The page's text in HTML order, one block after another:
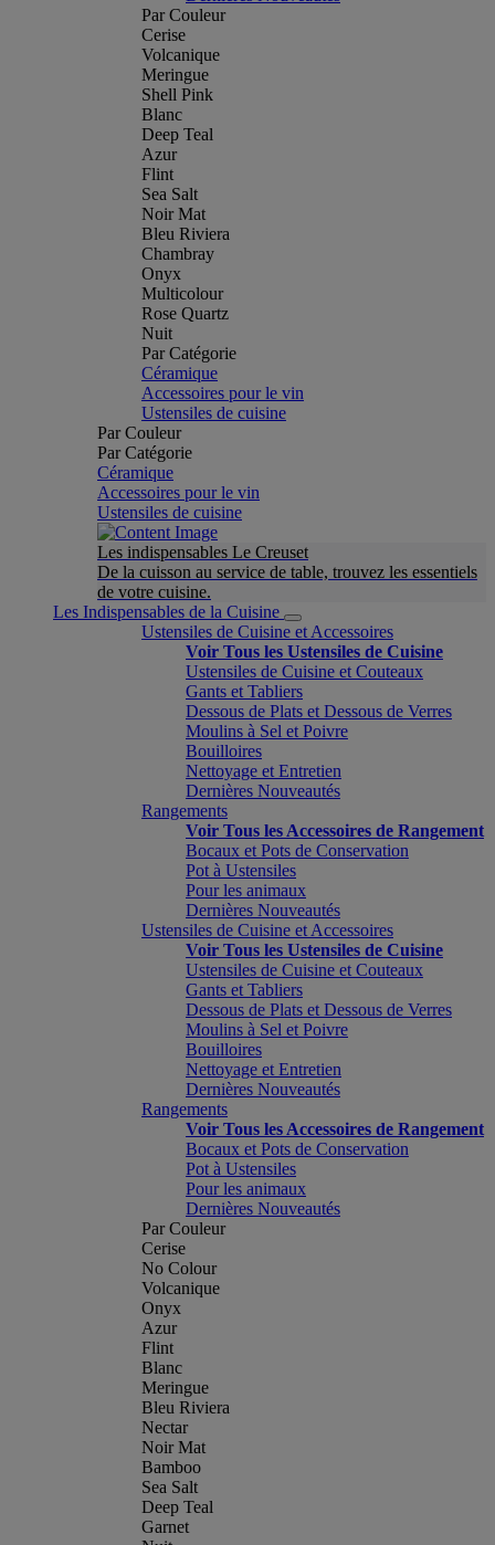
Par Couleur
Cerise
Volcanique
Meringue
Shell Pink
Blanc
Deep Teal
Azur
Flint
Sea Salt
Noir Mat
Bleu Riviera
Chambray
Onyx
Multicolour
Rose Quartz
Nuit
Par Catégorie
Céramique
Accessoires pour le vin
Ustensiles de cuisine
Par Couleur
Par Catégorie
Céramique
Accessoires pour le vin
Ustensiles de cuisine
Les indispensables Le Creuset
De la cuisson au service de table, trouvez les essentiels
de votre cuisine.
Les Indispensables de la Cuisine
Ustensiles de Cuisine et Accessoires
Voir Tous les Ustensiles de Cuisine
Ustensiles de Cuisine et Couteaux
Gants et Tabliers
Dessous de Plats et Dessous de Verres
Moulins à Sel et Poivre
Bouilloires
Nettoyage et Entretien
Dernières Nouveautés
Rangements
Voir Tous les Accessoires de Rangement
Bocaux et Pots de Conservation
Pot à Ustensiles
Pour les animaux
Dernières Nouveautés
Ustensiles de Cuisine et Accessoires
Voir Tous les Ustensiles de Cuisine
Ustensiles de Cuisine et Couteaux
Gants et Tabliers
Dessous de Plats et Dessous de Verres
Moulins à Sel et Poivre
Bouilloires
Nettoyage et Entretien
Dernières Nouveautés
Rangements
Voir Tous les Accessoires de Rangement
Bocaux et Pots de Conservation
Pot à Ustensiles
Pour les animaux
Dernières Nouveautés
Par Couleur
Cerise
No Colour
Volcanique
Onyx
Azur
Flint
Blanc
Meringue
Bleu Riviera
Nectar
Noir Mat
Bamboo
Sea Salt
Deep Teal
Garnet